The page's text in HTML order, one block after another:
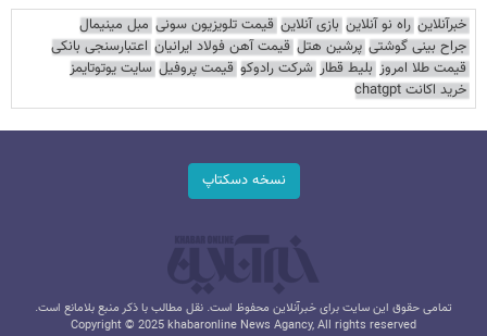
خبرآنلاین راه نو آنلاین بازی آنلاین قیمت تلویزیون سونی مبل مینیمال
جراح بینی گوشتی پرشین هتل قیمت آهن فولاد ایرانیان اعتبارسنجی بانکی
قیمت طلا امروز بلیط قطار شرکت رادوکو قیمت پروفیل سایت یوتوتایمز
خرید اکانت chatgpt
نسخه دسکتاپ
تمامی حقوق این سایت برای خبرآنلاین محفوظ است. نقل مطالب با ذکر منبع بلامانع است.
Copyright © 2025 khabaronline News Agancy, All rights reserved